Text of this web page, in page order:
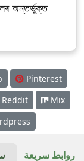
অন্তৰ্ভুক্ত
Pinterest
Reddit
Mix
روابط سريعة